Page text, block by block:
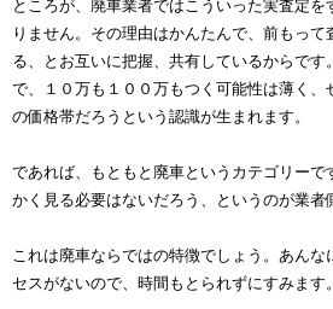
ところが、廃車業者ではこういった実査定を
りません。その理由はかんたんで、前もって
る、とお互いに把握、共有しているからで
で、１０万も１００万もつく可能性は薄く、
の価格帯だろうという認識が生まれます。
であれば、もともと廃車というカテゴリーで
かく見る必要はないだろう、というのが業者
これは廃車ならではの特徴でしょう。あんな
セスがないので、時間もとられずにすみます。